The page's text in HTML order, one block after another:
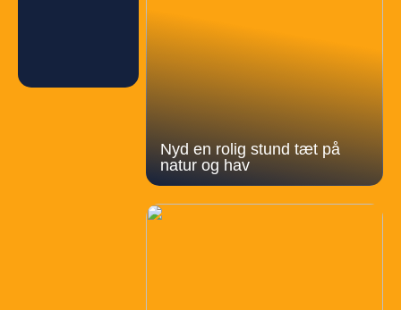
Nyd en rolig stund tæt på
natur og hav